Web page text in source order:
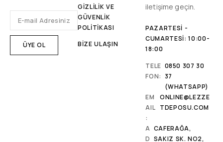
GİZLİLİK VE
GÜVENLİK
POLİTİKASI
BİZE ULAŞIN
iletişime geçin.
PAZARTESI -
CUMARTESI: 10:00-
18:00
TELE
FON:
0850 307 30
37
(WHATSAPP)
EM
AIL
:
ONLINE@LEZZE
TDEPOSU.COM
A
D
CAFERAĞA,
SAKIZ SK. NO2,